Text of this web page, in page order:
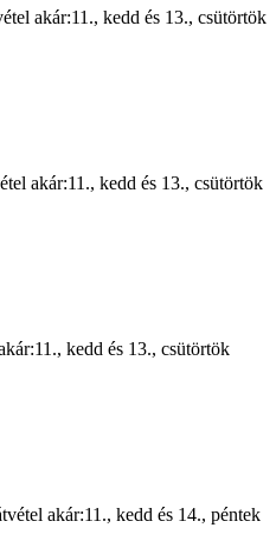
akár:11., kedd és 13., csütörtök
akár:11., kedd és 13., csütörtök
11., kedd és 13., csütörtök
akár:11., kedd és 14., péntek